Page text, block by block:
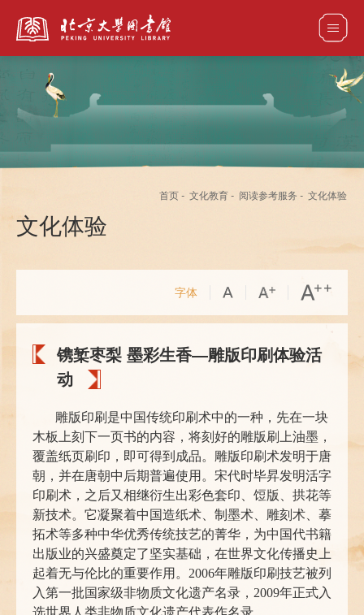
全部资源
首页 - 文化教育 - 阅读参考服务 - 文化体验
文化体验
字体
镌椠枣梨 墨彩生香—雕版印刷体验活
动
雕版印刷是中国传统印刷术中的一种，先在一块
木板上刻下一页书的内容，将刻好的雕版刷上油墨，
覆盖纸页刷印，即可得到成品。雕版印刷术发明于唐
朝，并在唐朝中后期普遍使用。宋代时毕昇发明活字
印刷术，之后又相继衍生出彩色套印、饾版、拱花等
新技术。它凝聚着中国造纸术、制墨术、雕刻术、摹
拓术等多种中华优秀传统技艺的菁华，为中国代书籍
出版业的兴盛奠定了坚实基础，在世界文化传播史上
起着无与伦比的重要作用。2006年雕版印刷技艺被列
入第一批国家级非物质文化遗产名录，2009年正式入
选世界人类非物质文化遗产代表作名录。